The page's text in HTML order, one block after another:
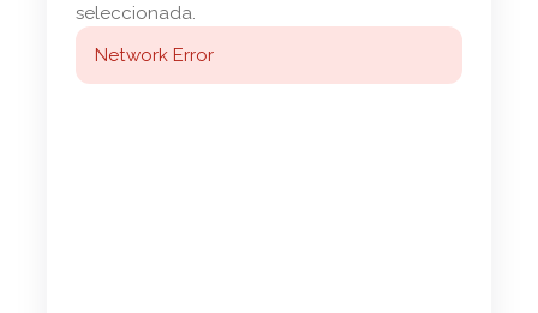
seleccionada.
Network Error